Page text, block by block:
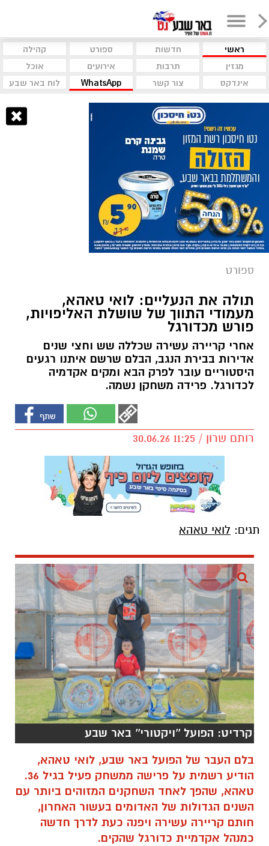
ראשי חדשות ספורט
קהילה
מגזין
תרבות אירועים
אוכל
אינדקס
צור קשר WhatsApp לוח באר שבע
ספורט
תולה את הנעליים: לואי טאהא,
מעמודי התווך של שושלת האליפויות,
פורש מכדורגל
אחרי קריירה עשירה שכללה שש וחצי שנים
אדירות בבירת הנגב, הבלם שרשם איתנו רגעים
היסטוריים עובר לפרק הבא ומקים אקדמיה
לכדורגל. פרידה משחקן נשמה.
רותם שרון / 11:25 30.06.26
תגים: לואי טאהא
קרדיט: הפועל ''ויקטורי'' באר שבע
בלם העבר של הפועל באר שבע, לואי טאהא,
הודיע רשמית על פרישה ממשחק פעיל בגיל 36.
טאהא, שהפך לאחד השחקנים המזוהים ביותר עם
השנים הגדולות של האדומים בעשור האחרון,
חותם קריירה עשירה ויפנה כעת לדרך חדשה
כמנהל אקדמיית כדורגל שהקים.